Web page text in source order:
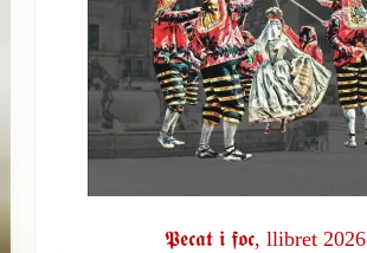
𝕻𝖊𝖈𝖆𝖙 𝖎 𝖋𝖔𝖈, llibret 2026